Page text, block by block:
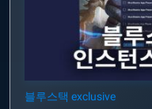
블루스택 exclusive